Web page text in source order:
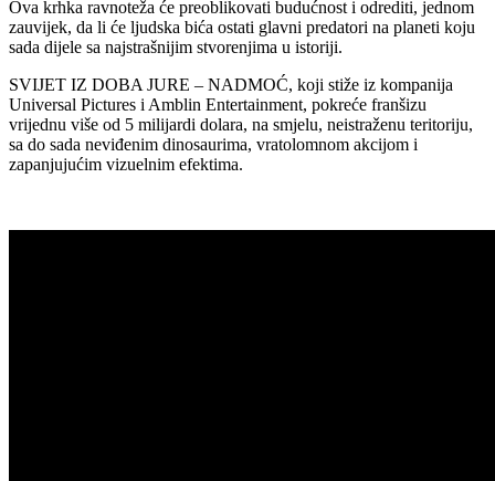
Ova krhka ravnoteža će preoblikovati budućnost i odrediti, jednom
zauvijek, da li će ljudska bića ostati glavni predatori na planeti koju
sada dijele sa najstrašnijim stvorenjima u istoriji.
SVIJET IZ DOBA JURE – NADMOĆ, koji stiže iz kompanija
Universal Pictures i Amblin Entertainment, pokreće franšizu
vrijednu više od 5 milijardi dolara, na smjelu, neistraženu teritoriju,
sa do sada neviđenim dinosaurima, vratolomnom akcijom i
zapanjujućim vizuelnim efektima.